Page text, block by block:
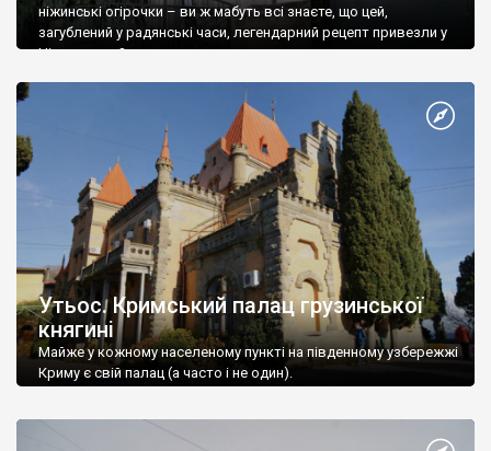
ніжинські огірочки – ви ж мабуть всі знаєте, що цей,
загублений у радянські часи, легендарний рецепт привезли у
Ніжин греки?
Утьос. Кримський палац грузинської
княгині
Майже у кожному населеному пункті на південному узбережжі
Криму є свій палац (а часто і не один).